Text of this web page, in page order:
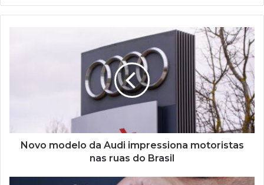
do
BrasilNovo modelo da Audi impressiona motoristas
nas ruas do Brasil